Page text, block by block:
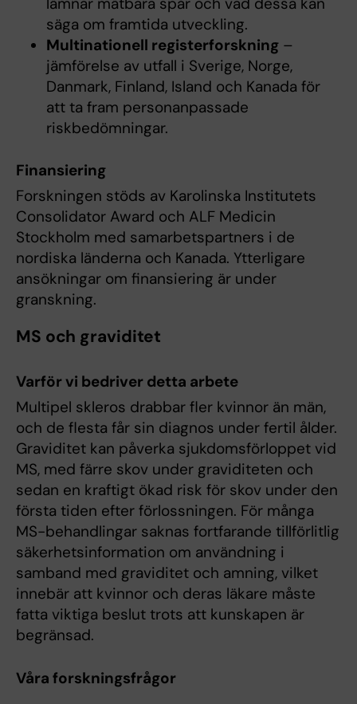
säga om framtida utveckling.
Multinationell registerforskning–
jämförelse av utfall i Sverige, Norge,
Danmark, Finland, Island och Kanada för
att ta fram personanpassade
riskbedömningar.
Finansiering
Forskningen stöds av Karolinska Institutets
Consolidator Award och ALF Medicin
Stockholm med samarbetspartners i de
nordiska länderna och Kanada. Ytterligare
ansökningar om finansiering är under
granskning.
MS och graviditet
Varför vi bedriver detta arbete
Multipel skleros drabbar fler kvinnor än män,
och de flesta får sin diagnos under fertil ålder.
Graviditet kan påverka sjukdomsförloppet vid
MS, med färre skov under graviditeten och
sedan en kraftigt ökad risk för skov under den
första tiden efter förlossningen. För många
MS-behandlingar saknas fortfarande tillförlitlig
säkerhetsinformation om användning i
samband med graviditet och amning, vilket
innebär att kvinnor och deras läkare måste
fatta viktiga beslut trots att kunskapen är
begränsad.
Våra forskningsfrågor